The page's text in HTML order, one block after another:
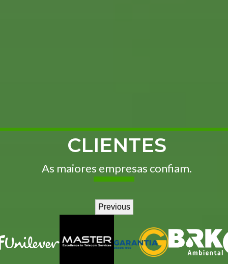
CLIENTES
As maiores empresas confiam.
Previous